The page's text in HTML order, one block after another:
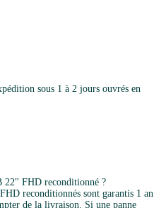
sous 1 à 2 jours ouvrés en
22" FHD reconditionné ?
reconditionnés sont garantis 1 an
de la livraison. Si une panne